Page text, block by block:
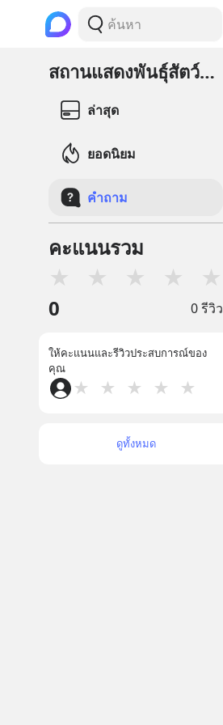
สถานแสดงพันธุ์สัตว์น้ำระยอง
ล่าสุด
ยอดนิยม
คำถาม
คะแนนรวม
★ ★ ★ ★ ★
0 0 รีวิว
ให้คะแนนและรีวิวประสบการณ์ของ
คุณ
★ ★ ★ ★ ★
ดูทั้งหมด